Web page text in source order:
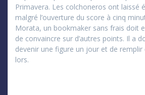
Primavera. Les colchoneros ont laissé
malgré l’ouverture du score à cinq
Morata, un bookmaker sans frais doit
de convaincre sur d’autres points. Il a
devenir une figure un jour et de remplir
lors.